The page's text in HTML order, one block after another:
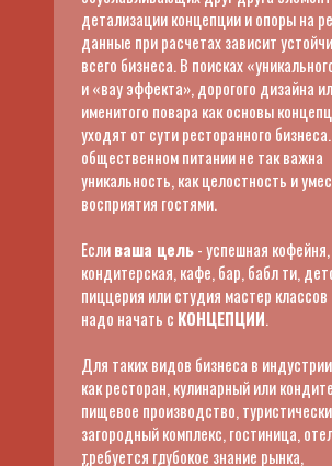
детализации концепции и опоры на
данные при расчетах зависит
всего бизнеса. В поисках
и «вау эффекта», дорогого дизайна
именитого повара как основы
уходят от сути ресторанного
общественном питании не так важна
уникальность, как целостность и
восприятия гостями.
Есливаша цель- успешная
кондитерская, кафе, бар, бабл ти,
пиццерия или студия мастер
надо начать с КОНЦЕПЦИИ.
Для таких видов бизнеса в
как ресторан, кулинарный или
пищевое производство,
загородный комплекс, гостиница,
требуется глубокое знание рынка,
Эксперт по запуску проектов в индустрии питания.
Специалист по бизнес-ориентированному
проектированию.
espresso трансформировалась в семейный бизнес
— кофеобжарочную фабрику sorso.
Уже 7 лет в проектном консалтинге.
Антонина Пальчик